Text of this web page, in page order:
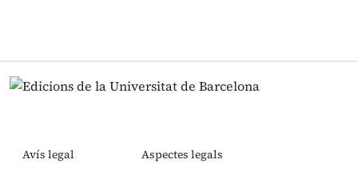
Avís legal
Aspectes legals